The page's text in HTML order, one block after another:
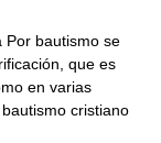
bautismo se
que es
en varias
cristiano